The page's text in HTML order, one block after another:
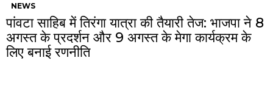
NEWS
पांवटा साहिब में तिरंगा यात्रा की तैयारी तेज: भाजपा ने 8
अगस्त के प्रदर्शन और 9 अगस्त के मेगा कार्यक्रम के
लिए बनाई रणनीति